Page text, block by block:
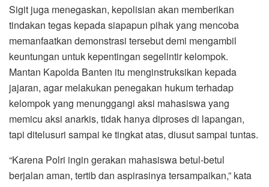
Sigit juga menegaskan, kepolisian akan memberikan
tindakan tegas kepada siapapun pihak yang mencoba
memanfaatkan demonstrasi tersebut demi mengambil
keuntungan untuk kepentingan segelintir kelompok.
Mantan Kapolda Banten itu menginstruksikan kepada
jajaran, agar melakukan penegakan hukum terhadap
kelompok yang menunggangi aksi mahasiswa yang
memicu aksi anarkis, tidak hanya diproses di lapangan,
tapi ditelusuri sampai ke tingkat atas, diusut sampai tuntas.
“Karena Polri ingin gerakan mahasiswa betul-betul
berjalan aman, tertib dan aspirasinya tersampaikan,” kata